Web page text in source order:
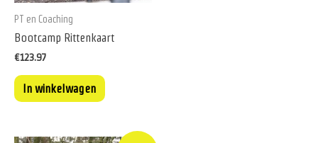
PT en Coaching
Bootcamp Rittenkaart
€123.97
In winkelwagen